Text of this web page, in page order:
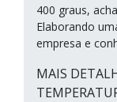
400 graus,
Elaborando
empresa e
MAIS